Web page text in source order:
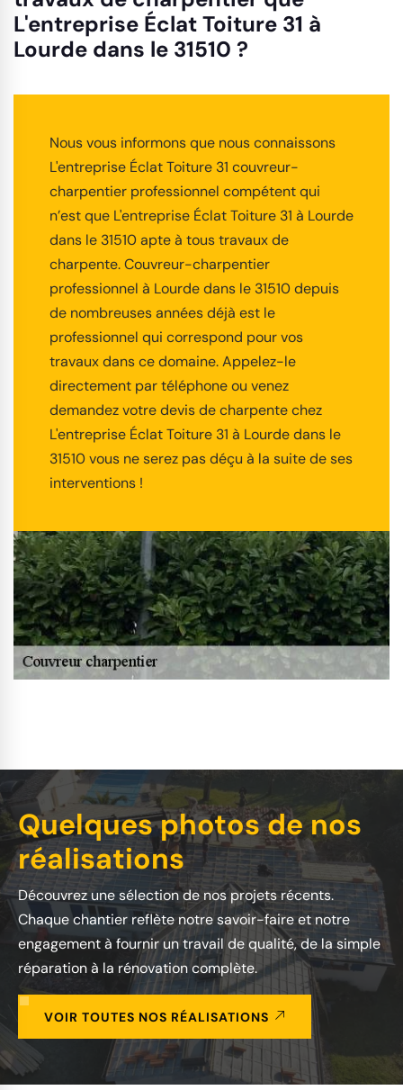
L'entreprise Éclat Toiture 31 à
Lourde dans le 31510 ?
Nous vous informons que nous connaissons
L'entreprise Éclat Toiture 31 couvreur-
charpentier professionnel compétent qui
n’est que L'entreprise Éclat Toiture 31 à Lourde
dans le 31510 apte à tous travaux de
charpente. Couvreur-charpentier
professionnel à Lourde dans le 31510 depuis
de nombreuses années déjà est le
professionnel qui correspond pour vos
travaux dans ce domaine. Appelez-le
directement par téléphone ou venez
demandez votre devis de charpente chez
L'entreprise Éclat Toiture 31 à Lourde dans le
31510 vous ne serez pas déçu à la suite de ses
interventions !
Quelques photos de nos
réalisations
Découvrez une sélection de nos projets récents.
Chaque chantier reflète notre savoir-faire et notre
engagement à fournir un travail de qualité, de la simple
réparation à la rénovation complète.
VOIR TOUTES NOS RÉALISATIONS